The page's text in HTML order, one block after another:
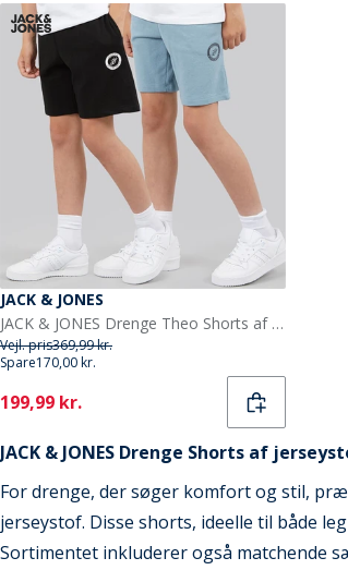
JACK & JONES
JACK & JONES Drenge Theo Shorts af jerseystof Sort
Vejl. pris369,99 kr.
Spare170,00 kr.
Current
199,99 kr.
JACK & JONES Drenge Shorts af
For drenge, der søger komfort og stil,
jerseystof. Disse shorts, ideelle til både
Sortimentet inkluderer også matchende